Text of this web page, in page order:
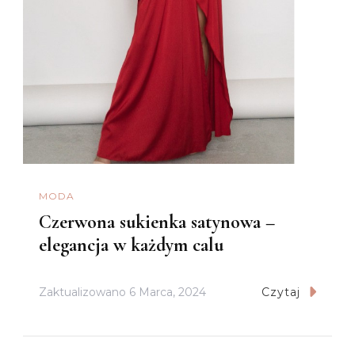
MODA
Czerwona sukienka satynowa –
elegancja w każdym calu
Zaktualizowano 6 Marca, 2024 Czytaj